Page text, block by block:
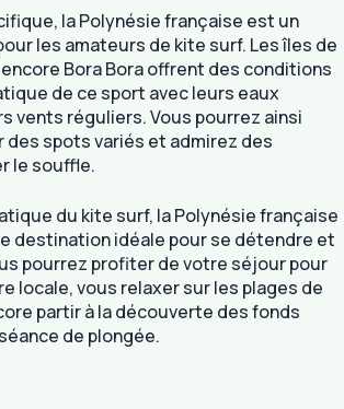
la Polynésie française est un
les amateurs de kite surf. Les îles de
Bora Bora offrent des conditions
de ce sport avec leurs eaux
vents réguliers. Vous pourrez ainsi
des spots variés et admirez des
le souffle.
du kite surf, la Polynésie française
destination idéale pour se détendre et
pourrez profiter de votre séjour pour
locale, vous relaxer sur les plages de
partir à la découverte des fonds
de plongée.